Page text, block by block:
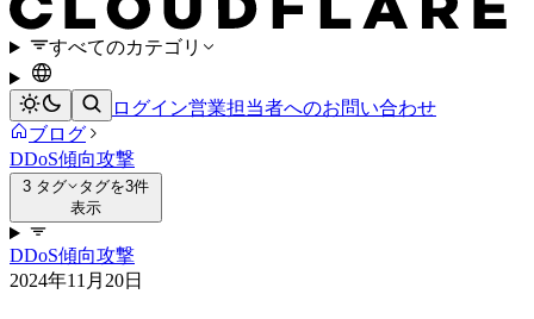
すべてのカテゴリ
ログイン営業担当者へのお問い合わせ
ブログ
DDoS傾向攻撃
3 タグ
タグを3件
表示
DDoS傾向攻撃
2024年11月20日